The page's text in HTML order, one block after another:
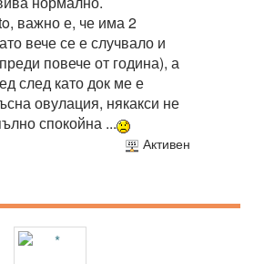
важно е, че има 2
вече се е случвало и
повече от година), а
след като док ме е
овулация, някакси не
спокойна ...
Активен